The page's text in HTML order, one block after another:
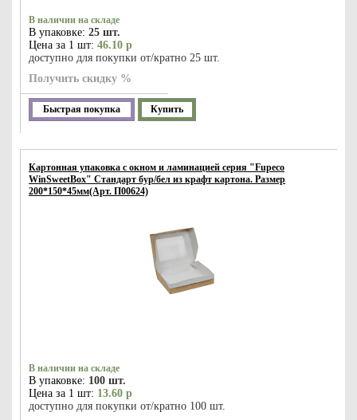
В наличии на складе
В упаковке: 25 шт.
Цена за 1 шт: 46.10 р
доступно для покупки от/кратно 25 шт.
Получить скидку %
Быстрая покупка Купить
Картонная упаковка с окном и ламинацией серия "Fupeco
WinSweetBox" Стандарт бур/бел из крафт картона. Размер
200*150*45мм(Арт. П00624)
В наличии на складе
В упаковке: 100 шт.
Цена за 1 шт: 13.60 р
доступно для покупки от/кратно 100 шт.